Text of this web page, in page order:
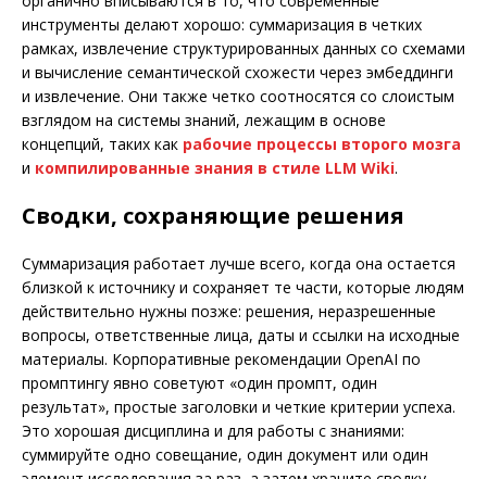
инструменты делают хорошо: суммаризация в четких
рамках, извлечение структурированных данных со схемами
и вычисление семантической схожести через эмбеддинги
и извлечение. Они также четко соотносятся со слоистым
взглядом на системы знаний, лежащим в основе
концепций, таких как рабочие процессы второго мозга
и компилированные знания в стиле LLM Wiki.
Сводки, сохраняющие решения
Суммаризация работает лучше всего, когда она остается
близкой к источнику и сохраняет те части, которые людям
действительно нужны позже: решения, неразрешенные
вопросы, ответственные лица, даты и ссылки на исходные
материалы. Корпоративные рекомендации OpenAI по
промптингу явно советуют «один промпт, один
результат», простые заголовки и четкие критерии успеха.
Это хорошая дисциплина и для работы с знаниями:
суммируйте одно совещание, один документ или один